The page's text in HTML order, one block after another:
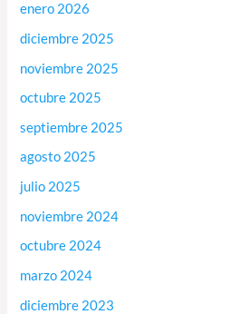
enero 2026
diciembre 2025
noviembre 2025
octubre 2025
septiembre 2025
agosto 2025
julio 2025
noviembre 2024
octubre 2024
marzo 2024
diciembre 2023